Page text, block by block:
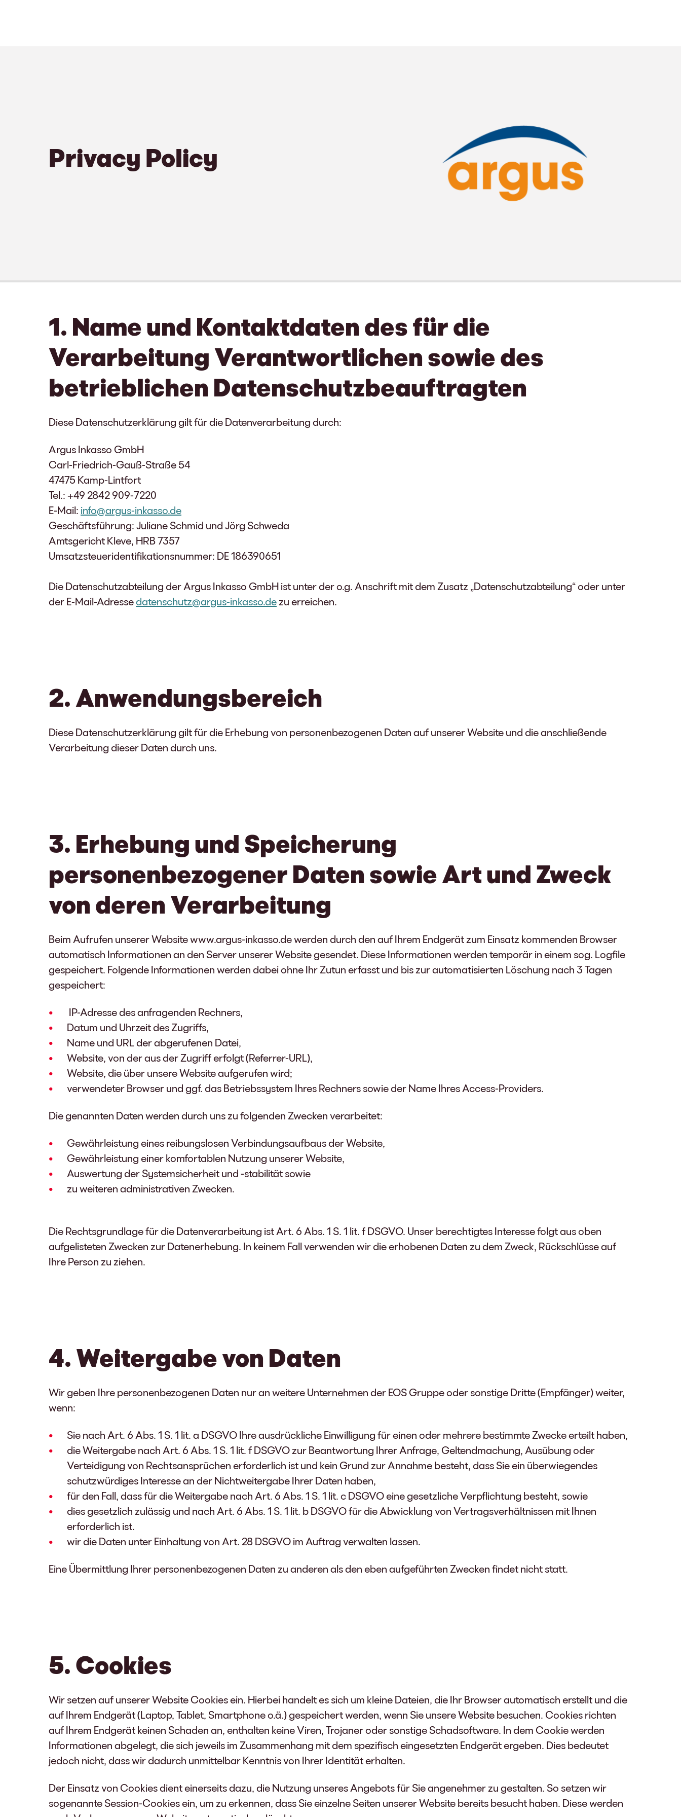
Privacy Policy
1. Name und Kontaktdaten des für die
Verarbeitung Verantwortlichen sowie des
betrieblichen Datenschutzbeauftragten
Diese Datenschutzerklärung gilt für die Datenverarbeitung durch:
Argus Inkasso GmbH
Carl-Friedrich-Gauß-Straße 54
47475 Kamp-Lintfort
Tel.: +49 2842 909-7220
E-Mail: info@argus-inkasso.de
Geschäftsführung: Juliane Schmid und Jörg Schweda
Amtsgericht Kleve, HRB 7357
Umsatzsteueridentifikationsnummer: DE 186390651
Die Datenschutzabteilung der Argus Inkasso GmbH ist unter der o.g. Anschrift mit dem Zusatz „Datenschutzabteilung“ oder unter
der E-Mail-Adressedatenschutz@argus-inkasso.de zu erreichen.
2. Anwendungsbereich
Diese Datenschutzerklärung gilt für die Erhebung von personenbezogenen Daten auf unserer Website und die anschließende
Verarbeitung dieser Daten durch uns.
3. Erhebung und Speicherung
personenbezogener Daten sowie Art und Zweck
von deren Verarbeitung
Beim Aufrufen unserer Website www.argus-inkasso.de werden durch den auf Ihrem Endgerät zum Einsatz kommenden Browser
automatisch Informationen an den Server unserer Website gesendet. Diese Informationen werden temporär in einem sog. Logfile
gespeichert. Folgende Informationen werden dabei ohne Ihr Zutun erfasst und bis zur automatisierten Löschung nach 3 Tagen
gespeichert:
IP-Adresse des anfragenden Rechners,
Datum und Uhrzeit des Zugriffs,
Name und URL der abgerufenen Datei,
Website, von der aus der Zugriff erfolgt (Referrer-URL),
Website, die über unsere Website aufgerufen wird;
verwendeter Browser und ggf. das Betriebssystem Ihres Rechners sowie der Name Ihres Access-Providers.
Die genannten Daten werden durch uns zu folgenden Zwecken verarbeitet:
Gewährleistung eines reibungslosen Verbindungsaufbaus der Website,
Gewährleistung einer komfortablen Nutzung unserer Website,
Auswertung der Systemsicherheit und -stabilität sowie
zu weiteren administrativen Zwecken.
Die Rechtsgrundlage für die Datenverarbeitung ist Art. 6 Abs. 1 S. 1 lit. f DSGVO. Unser berechtigtes Interesse folgt aus oben
aufgelisteten Zwecken zur Datenerhebung. In keinem Fall verwenden wir die erhobenen Daten zu dem Zweck, Rückschlüsse auf
Ihre Person zu ziehen.
4. Weitergabe von Daten
Wir geben Ihre personenbezogenen Daten nur an weitere Unternehmen der EOS Gruppe oder sonstige Dritte (Empfänger) weiter,
wenn:
Sie nach Art. 6 Abs. 1 S. 1 lit. a DSGVO Ihre ausdrückliche Einwilligung für einen oder mehrere bestimmte Zwecke erteilt haben,
die Weitergabe nach Art. 6 Abs. 1 S. 1 lit. f DSGVO zur Beantwortung Ihrer Anfrage, Geltendmachung, Ausübung oder
Verteidigung von Rechtsansprüchen erforderlich ist und kein Grund zur Annahme besteht, dass Sie ein überwiegendes
schutzwürdiges Interesse an der Nichtweitergabe Ihrer Daten haben,
für den Fall, dass für die Weitergabe nach Art. 6 Abs. 1 S. 1 lit. c DSGVO eine gesetzliche Verpflichtung besteht, sowie
dies gesetzlich zulässig und nach Art. 6 Abs. 1 S. 1 lit. b DSGVO für die Abwicklung von Vertragsverhältnissen mit Ihnen
erforderlich ist.
wir die Daten unter Einhaltung von Art. 28 DSGVO im Auftrag verwalten lassen.
Eine Übermittlung Ihrer personenbezogenen Daten zu anderen als den eben aufgeführten Zwecken findet nicht statt.
5. Cookies
Wir setzen auf unserer Website Cookies ein. Hierbei handelt es sich um kleine Dateien, die Ihr Browser automatisch erstellt und die
auf Ihrem Endgerät (Laptop, Tablet, Smartphone o.ä.) gespeichert werden, wenn Sie unsere Website besuchen. Cookies richten
auf Ihrem Endgerät keinen Schaden an, enthalten keine Viren, Trojaner oder sonstige Schadsoftware. In dem Cookie werden
Informationen abgelegt, die sich jeweils im Zusammenhang mit dem spezifisch eingesetzten Endgerät ergeben. Dies bedeutet
jedoch nicht, dass wir dadurch unmittelbar Kenntnis von Ihrer Identität erhalten.
Der Einsatz von Cookies dient einerseits dazu, die Nutzung unseres Angebots für Sie angenehmer zu gestalten. So setzen wir
sogenannte Session-Cookies ein, um zu erkennen, dass Sie einzelne Seiten unserer Website bereits besucht haben. Diese werden